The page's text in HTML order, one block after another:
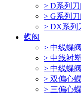
> D系列刀
> G系列
> DX系列
蝶阀
> 中线蝶
> 中线衬
> 中线蝶
> 双偏心
> 三偏心